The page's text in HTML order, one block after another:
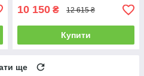
10 150 ₴ 12 615 ₴
Купити
ще